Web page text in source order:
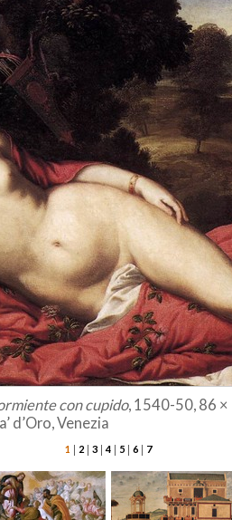
con cupido, 1540-50, 86
d’Oro, Venezia
1 | 2 | 3 | 4 | 5 | 6 | 7